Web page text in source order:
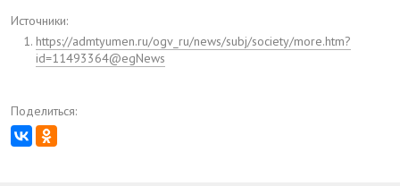
Источники:
https://admtyumen.ru/ogv_ru/news/subj/society/more.htm?
id=11493364@egNews
Поделиться: